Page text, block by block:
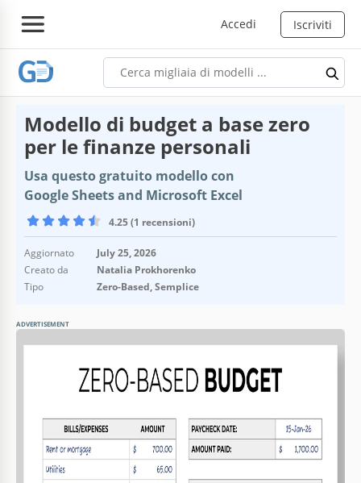
Accedi Iscriviti
Modello di budget a base zero
per le finanze personali
Usa questo gratuito modello con
Google Sheets and Microsoft Excel
4.25 (1 recensioni)
Aggiornato
July 25, 2026
Creato da
Natalia Prokhorenko
Tipo
Zero-Based, Semplice
ADVERTISEMENT